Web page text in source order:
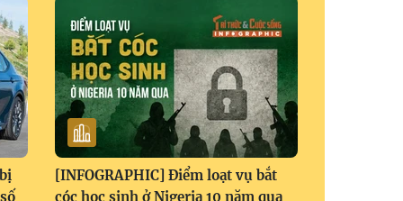
[INFOGRAPHIC] Điểm loạt vụ bắt
cóc học sinh ở Nigeria 10 năm qua